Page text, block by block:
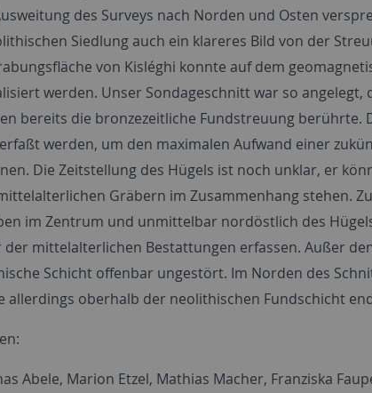
des Surveys nach Norden und Osten
Siedlung auch ein klareres Bild von der
von Kisléghi konnte auf dem
werden. Unser Sondageschnitt war so angelegt,
bereits die bronzezeitliche Fundstreuung berührte.
werden, um den maximalen Aufwand einer
Die Zeitstellung des Hügels ist noch unklar, er
Gräbern im Zusammenhang stehen.
im Zentrum und unmittelbar nordöstlich des
mittelalterlichen Bestattungen erfassen. Außer
Schicht offenbar ungestört. Im Norden des
oberhalb der neolithischen Fundschicht
Abele, Marion Etzel, Mathias Macher, Franziska